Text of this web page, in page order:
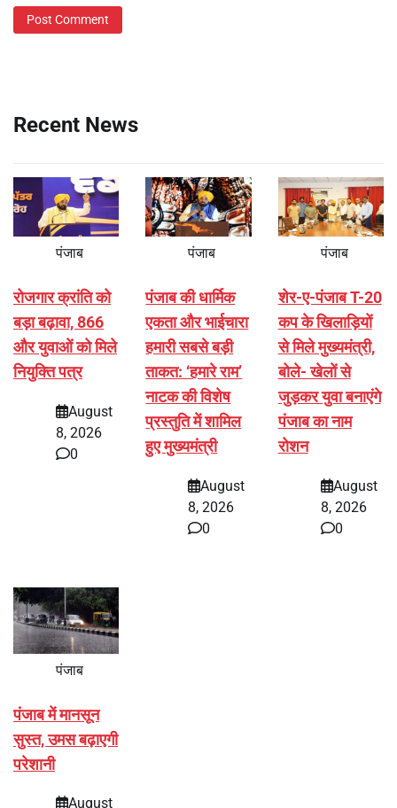
Recent News
पंजाब
रोजगार क्रांति को
बड़ा बढ़ावा, 866
और युवाओं को मिले
नियुक्ति पत्र
August
8, 2026
0
पंजाब
पंजाब की धार्मिक
एकता और भाईचारा
हमारी सबसे बड़ी
ताकत: ‘हमारे राम’
नाटक की विशेष
प्रस्तुति में शामिल
हुए मुख्यमंत्री
August
8, 2026
0
पंजाब
शेर-ए-पंजाब T-20
कप के खिलाड़ियों
से मिले मुख्यमंत्री,
बोले- खेलों से
जुड़कर युवा बनाएंगे
पंजाब का नाम
रोशन
August
8, 2026
0
पंजाब
पंजाब में मानसून
सुस्त, उमस बढ़ाएगी
परेशानी
August